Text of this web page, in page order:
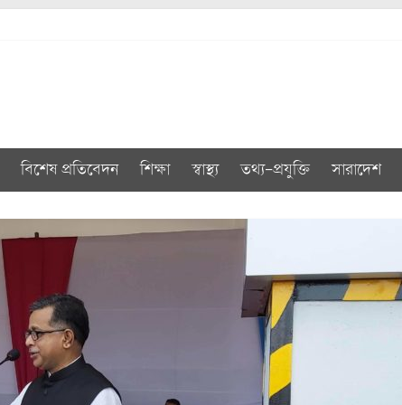
বিশেষ প্রতিবেদন শিক্ষা স্বাস্থ্য তথ্য-প্রযুক্তি সারাদেশ